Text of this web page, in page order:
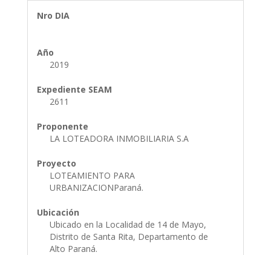
Nro DIA
Año
2019
Expediente SEAM
2611
Proponente
LA LOTEADORA INMOBILIARIA S.A
Proyecto
LOTEAMIENTO PARA
URBANIZACIONParaná.
Ubicación
Ubicado en la Localidad de 14 de Mayo,
Distrito de Santa Rita, Departamento de
Alto Paraná.